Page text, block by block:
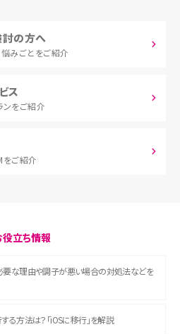
討の方へ
悩みごとをご紹介
ス
ンをご紹介
をご紹介
役立ち情報
要な理由や調子が悪い場合の対処法などを
方法は？「iOSに移行」を解説